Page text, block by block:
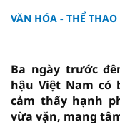
VĂN HÓA - THỂ THAO
Ba ngày trước
hậu Việt Nam có
cảm thấy hạnh
vừa vặn, mang